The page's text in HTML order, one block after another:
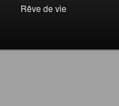
Rêve de vie